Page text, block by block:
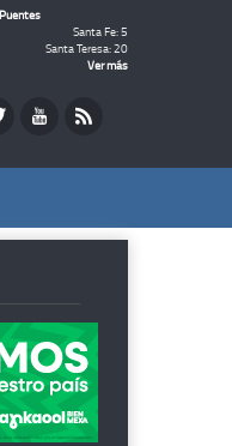
Santa Fe: 5
Santa Teresa: 20
Ver más